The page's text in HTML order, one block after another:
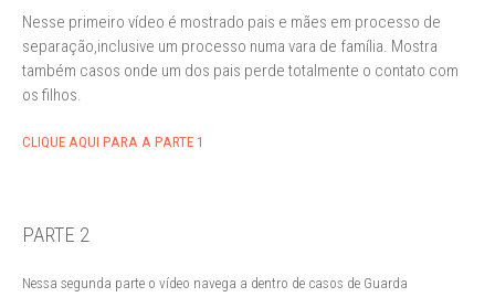
Nesse primeiro vídeo é mostrado pais e mães em processo de
separação,inclusive um processo numa vara de família. Mostra
também casos onde um dos pais perde totalmente o contato com
os filhos.
CLIQUE AQUI PARA A PARTE 1
PARTE 2
Nessa segunda parte o vídeo navega a dentro de casos de Guarda